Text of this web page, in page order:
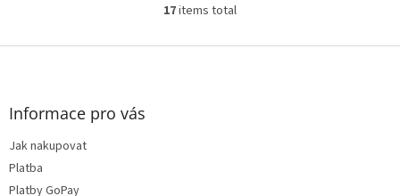
L
s
17items total
F
Informace pro vás
Jak nakupovat
Platba
Platby GoPay